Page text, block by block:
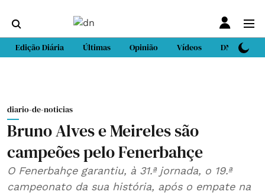
Edição Diária Últimas Opinião Vídeos DN Sport
diario-de-noticias
Bruno Alves e Meireles são
campeões pelo Fenerbahçe
O Fenerbahçe garantiu, à 31.ª jornada, o 19.ª
campeonato da sua história, após o empate na